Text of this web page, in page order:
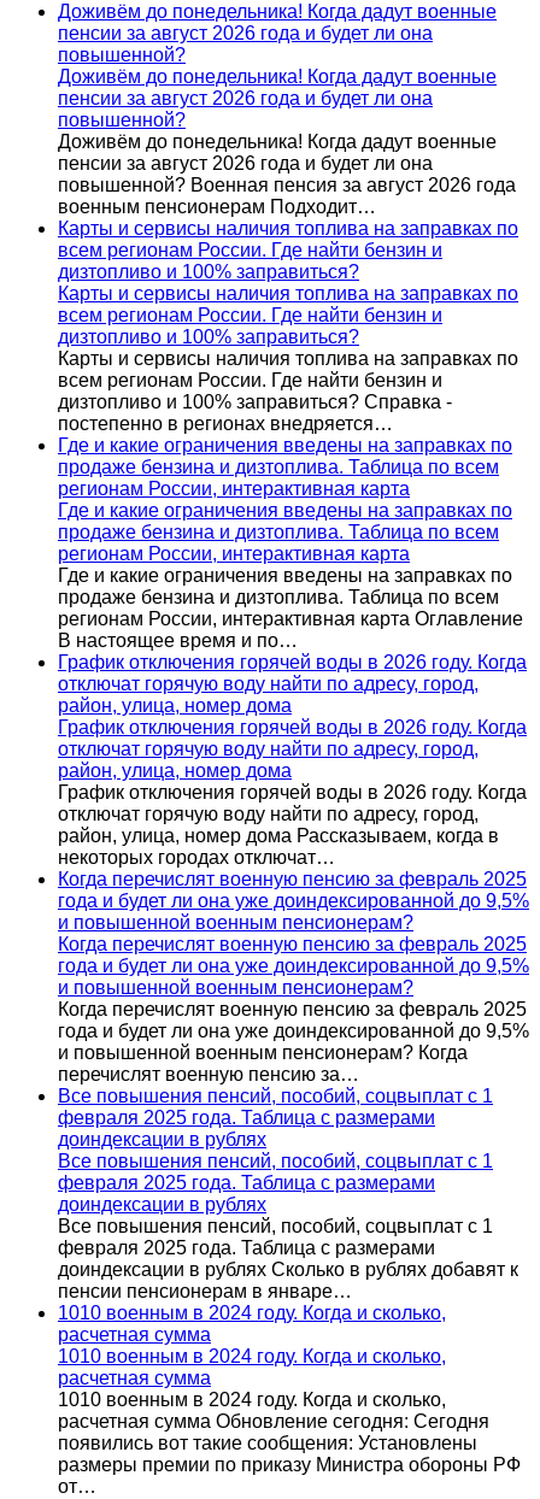
Доживём до понедельника! Когда дадут военные
пенсии за август 2026 года и будет ли она
повышенной?
Доживём до понедельника! Когда дадут военные
пенсии за август 2026 года и будет ли она
повышенной?
Доживём до понедельника! Когда дадут военные
пенсии за август 2026 года и будет ли она
повышенной? Военная пенсия за август 2026 года
военным пенсионерам Подходит…
Карты и сервисы наличия топлива на заправках по
всем регионам России. Где найти бензин и
дизтопливо и 100% заправиться?
Карты и сервисы наличия топлива на заправках по
всем регионам России. Где найти бензин и
дизтопливо и 100% заправиться?
Карты и сервисы наличия топлива на заправках по
всем регионам России. Где найти бензин и
дизтопливо и 100% заправиться? Справка -
постепенно в регионах внедряется…
Где и какие ограничения введены на заправках по
продаже бензина и дизтоплива. Таблица по всем
регионам России, интерактивная карта
Где и какие ограничения введены на заправках по
продаже бензина и дизтоплива. Таблица по всем
регионам России, интерактивная карта
Где и какие ограничения введены на заправках по
продаже бензина и дизтоплива. Таблица по всем
регионам России, интерактивная карта Оглавление
В настоящее время и по…
График отключения горячей воды в 2026 году. Когда
отключат горячую воду найти по адресу, город,
район, улица, номер дома
График отключения горячей воды в 2026 году. Когда
отключат горячую воду найти по адресу, город,
район, улица, номер дома
График отключения горячей воды в 2026 году. Когда
отключат горячую воду найти по адресу, город,
район, улица, номер дома Рассказываем, когда в
некоторых городах отключат…
Когда перечислят военную пенсию за февраль 2025
года и будет ли она уже доиндексированной до 9,5%
и повышенной военным пенсионерам?
Когда перечислят военную пенсию за февраль 2025
года и будет ли она уже доиндексированной до 9,5%
и повышенной военным пенсионерам?
Когда перечислят военную пенсию за февраль 2025
года и будет ли она уже доиндексированной до 9,5%
и повышенной военным пенсионерам? Когда
перечислят военную пенсию за…
Все повышения пенсий, пособий, соцвыплат с 1
февраля 2025 года. Таблица с размерами
доиндексации в рублях
Все повышения пенсий, пособий, соцвыплат с 1
февраля 2025 года. Таблица с размерами
доиндексации в рублях
Все повышения пенсий, пособий, соцвыплат с 1
февраля 2025 года. Таблица с размерами
доиндексации в рублях Сколько в рублях добавят к
пенсии пенсионерам в январе…
1010 военным в 2024 году. Когда и сколько,
расчетная сумма
1010 военным в 2024 году. Когда и сколько,
расчетная сумма
1010 военным в 2024 году. Когда и сколько,
расчетная сумма Обновление сегодня: Сегодня
появились вот такие сообщения: Установлены
размеры премии по приказу Министра обороны РФ
от…